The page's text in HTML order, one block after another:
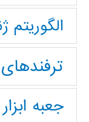
الگوریتم
جعبه